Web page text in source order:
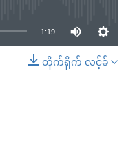
1:19
တိုက်ရိုက် လင့်ခ်